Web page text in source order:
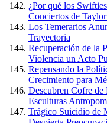
¿Por qué los
Conciertos de
Los Temerarios
Trayectoria
Recuperación de la
Violencia un Acto
Repensando la
Crecimiento para
Descubren Cofre
Esculturas
Trágico Suicidio de